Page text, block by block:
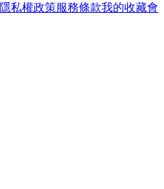
隱私權政策服務條款我的收藏會